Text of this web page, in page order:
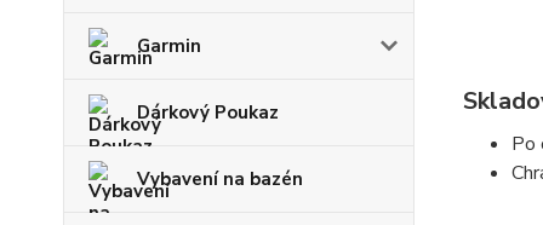
Garmin
Dárkový Poukaz
Vybavení na bazén
Po